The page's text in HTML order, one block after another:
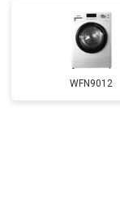
WFN9012